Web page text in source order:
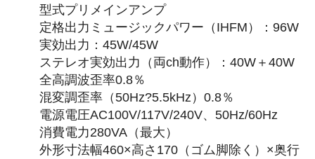
型式プリメインアンプ
定格出力ミュージックパワー（IHFM）：96W
実効出力：45W/45W
ステレオ実効出力（両ch動作）：40W＋40W
全高調波歪率0.8％
混変調歪率（50Hz?5.5kHz）0.8％
電源電圧AC100V/117V/240V、50Hz/60Hz
消費電力280VA（最大）
外形寸法幅460×高さ170（ゴム脚除く）×奥行